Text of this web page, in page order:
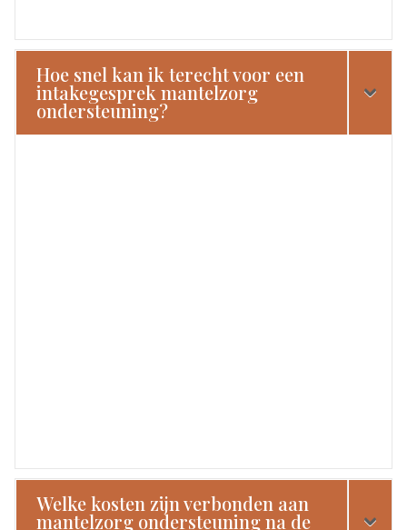
Hoe snel kan ik terecht voor een
intakegesprek mantelzorg
ondersteuning?
Welke kosten zijn verbonden aan
mantelzorg ondersteuning na de